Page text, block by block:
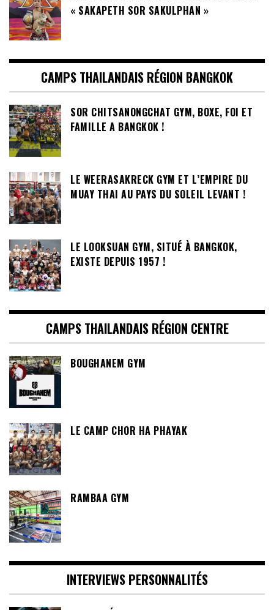
« SAKAPETH SOR SAKULPHAN »
CAMPS THAILANDAIS RÉGION BANGKOK
SOR CHITSANONGCHAT GYM, BOXE, FOI ET
FAMILLE A BANGKOK !
LE WEERASAKRECK GYM ET L’EMPIRE DU
MUAY THAI AU PAYS DU SOLEIL LEVANT !
LE LOOKSUAN GYM, SITUÉ À BANGKOK,
EXISTE DEPUIS 1957 !
CAMPS THAILANDAIS RÉGION CENTRE
BOUGHANEM GYM
LE CAMP CHOR HA PHAYAK
RAMBAA GYM
INTERVIEWS PERSONNALITÉS